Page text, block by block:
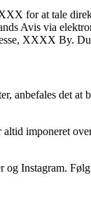
for at tale
Avis via
XXXX By.
anbefales det
imponeret
Instagram.